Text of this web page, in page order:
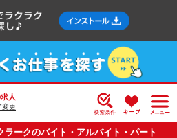
人
変更
ークのバイト・アルバイト・パート